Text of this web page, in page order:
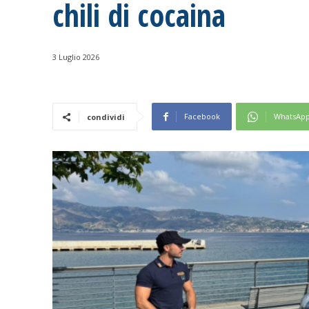
chili di cocaina
3 Luglio 2026
condividi Facebook